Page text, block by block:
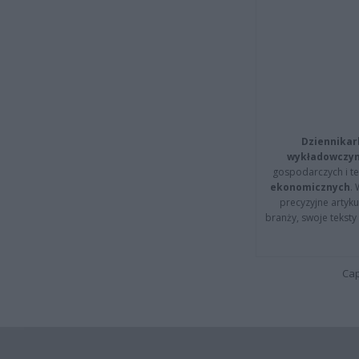
gospodarczych i
ekonomicznych.
precyzyjne
branży, swoje